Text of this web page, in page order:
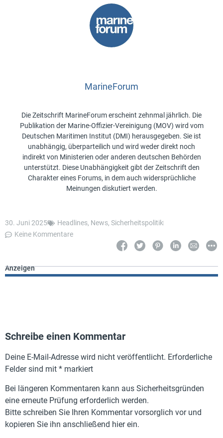
MarineForum
Die Zeitschrift MarineForum erscheint zehnmal jährlich. Die
Publikation der Marine-Offizier-Vereinigung (MOV) wird vom
Deutschen Maritimen Institut (DMI) herausgegeben. Sie ist
unabhängig, überparteilich und wird weder direkt noch
indirekt von Ministerien oder anderen deutschen Behörden
unterstützt. Diese Unabhängigkeit gibt der Zeitschrift den
Charakter eines Forums, in dem auch widersprüchliche
Meinungen diskutiert werden.
30. Juni 2025 Headlines, News, Sicherheitspolitik
Keine Kommentare
Anzeigen
Schreibe einen Kommentar
Deine E-Mail-Adresse wird nicht veröffentlicht. Erforderliche
Felder sind mit * markiert
Bei längeren Kommentaren kann aus Sicherheitsgründen
eine erneute Prüfung erforderlich werden.
Bitte schreiben Sie Ihren Kommentar vorsorglich vor und
kopieren Sie ihn anschließend hier ein.